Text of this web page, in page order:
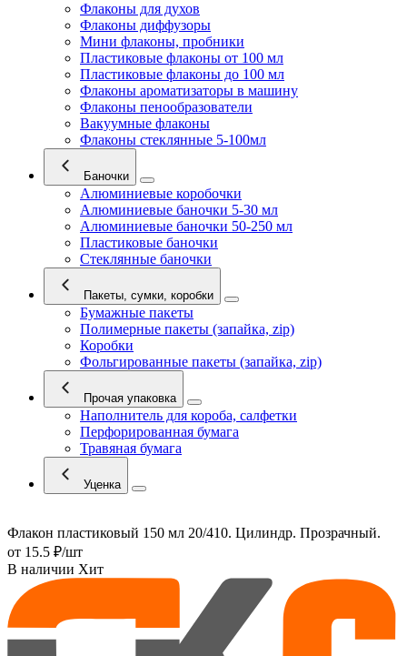
Флаконы для духов
Флаконы диффузоры
Мини флаконы, пробники
Пластиковые флаконы от 100 мл
Пластиковые флаконы до 100 мл
Флаконы ароматизаторы в машину
Флаконы пенообразователи
Вакуумные флаконы
Флаконы стеклянные 5-100мл
Баночки
Алюминиевые коробочки
Алюминиевые баночки 5-30 мл
Алюминиевые баночки 50-250 мл
Пластиковые баночки
Стеклянные баночки
Пакеты, сумки, коробки
Бумажные пакеты
Полимерные пакеты (запайка, zip)
Коробки
Фольгированные пакеты (запайка, zip)
Прочая упаковка
Наполнитель для короба, салфетки
Перфорированная бумага
Травяная бумага
Уценка
Флакон пластиковый 150 мл 20/410. Цилиндр. Прозрачный.
от 15.5 ₽/шт
В наличии Хит